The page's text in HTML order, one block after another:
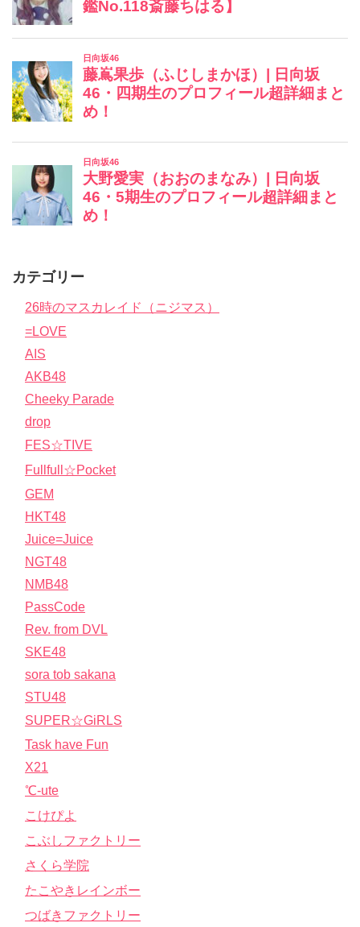
カテゴリー
26時のマスカレイド（ニジマス）
=LOVE
AIS
AKB48
Cheeky Parade
drop
FES☆TIVE
Fullfull☆Pocket
GEM
HKT48
Juice=Juice
NGT48
NMB48
PassCode
Rev. from DVL
SKE48
sora tob sakana
STU48
SUPER☆GiRLS
Task have Fun
X21
℃-ute
こけぴよ
こぶしファクトリー
さくら学院
たこやきレインボー
つばきファクトリー